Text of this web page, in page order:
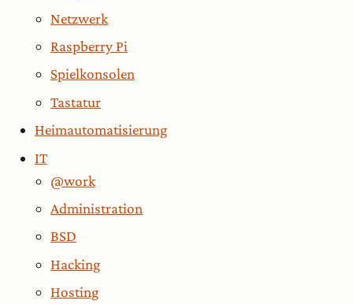
Netzwerk
Raspberry Pi
Spielkonsolen
Tastatur
Heimautomatisierung
IT
@work
Administration
BSD
Hacking
Hosting